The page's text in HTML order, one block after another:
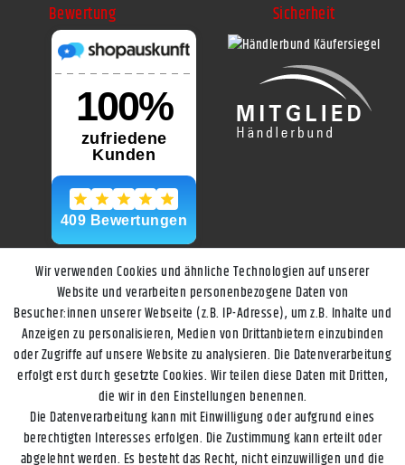
Bewertung Sicherheit
Wir verwenden Cookies und ähnliche Technologien auf unserer
Website und verarbeiten personenbezogene Daten von
Besucher:innen unserer Webseite (z.B. IP-Adresse), um z.B. Inhalte und
Anzeigen zu personalisieren, Medien von Drittanbietern einzubinden
oder Zugriffe auf unsere Website zu analysieren. Die Datenverarbeitung
erfolgt erst durch gesetzte Cookies. Wir teilen diese Daten mit Dritten,
die wir in den Einstellungen benennen.
Die Datenverarbeitung kann mit Einwilligung oder aufgrund eines
berechtigten Interesses erfolgen. Die Zustimmung kann erteilt oder
abgelehnt werden. Es besteht das Recht, nicht einzuwilligen und die